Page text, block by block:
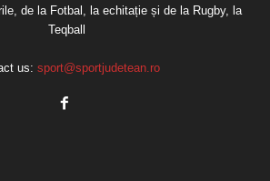
de la Fotbal, la echitație și de la Rugby, la
Teqball
us: sport@sportjudetean.ro